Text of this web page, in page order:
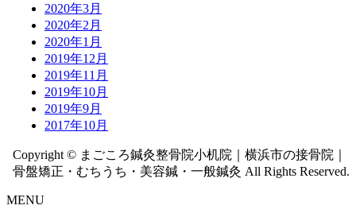
2020年3月
2020年2月
2020年1月
2019年12月
2019年11月
2019年10月
2019年9月
2017年10月
Copyright © まごころ鍼灸整骨院小机院｜横浜市の接骨院｜
骨盤矯正・むちうち・美容鍼・一般鍼灸 All Rights Reserved.
MENU